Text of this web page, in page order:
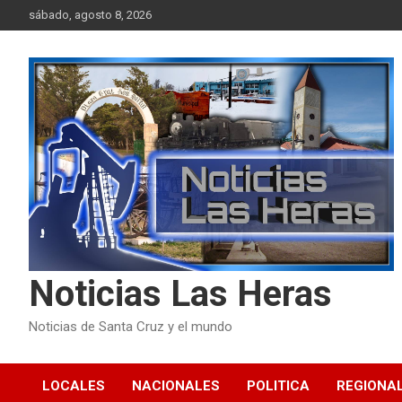
to
sábado, agosto 8, 2026
Noticias Las Heras
Noticias de Santa Cruz y el mundo
LOCALES NACIONALES POLITICA